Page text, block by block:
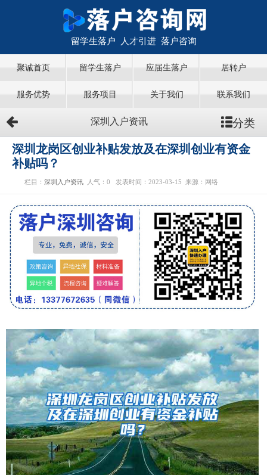
留学生落户 人才引进 落户咨询
聚诚首页 留学生落户 应届生落户 居转户
服务优势 服务项目 关于我们 联系我们
深圳入户资讯 分类
深圳龙岗区创业补贴发放及在深圳创业有资金
补贴吗？
栏目： 深圳入户资讯 人气： 0 发表时间：2023-03-15 来源：网络